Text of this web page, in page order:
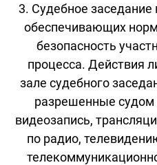
3. Судебное заседание
обеспечивающих
безопасность
процесса. Действия
зале судебного
разрешенные судом
видеозапись,
по радио,